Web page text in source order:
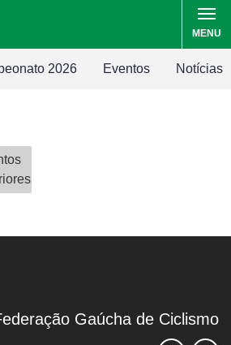
MENU
2026 Eventos Notícias
Gaúcha de Ciclismo